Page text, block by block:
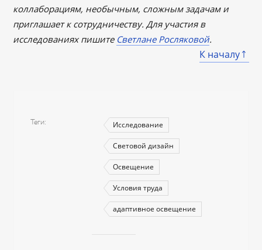
коллаборациям, необычным, сложным задачам и
приглашает к сотрудничеству. Для участия в
исследованиях пишите Светлане Росляковой.
К началу
Теги Исследование
Световой дизайн
Освещение
Условия труда
адаптивное освещение